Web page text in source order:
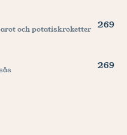
och potatiskroketter 269
269